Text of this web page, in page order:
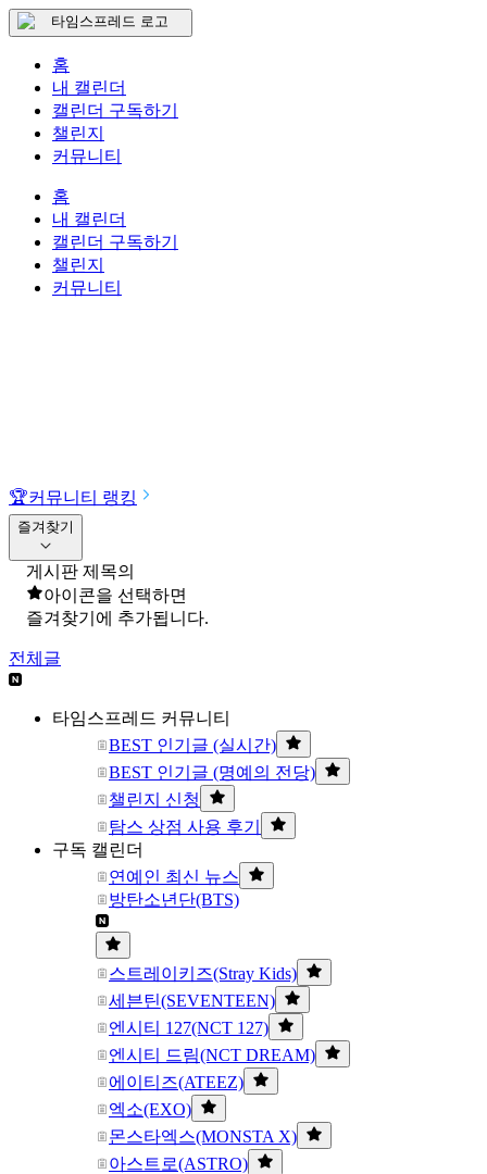
홈
내 캘린더
캘린더 구독하기
챌린지
커뮤니티
홈
내 캘린더
캘린더 구독하기
챌린지
커뮤니티
🏆커뮤니티 랭킹
즐겨찾기
게시판 제목의
아이콘을 선택하면
즐겨찾기에 추가됩니다.
전체글
타임스프레드 커뮤니티
BEST 인기글 (실시간)
BEST 인기글 (명예의 전당)
챌린지 신청
탐스 상점 사용 후기
구독 캘린더
연예인 최신 뉴스
방탄소년단(BTS)
스트레이키즈(Stray Kids)
세븐틴(SEVENTEEN)
엔시티 127(NCT 127)
엔시티 드림(NCT DREAM)
에이티즈(ATEEZ)
엑소(EXO)
몬스타엑스(MONSTA X)
아스트로(ASTRO)